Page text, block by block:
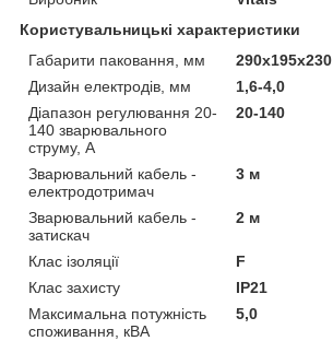
Користувальницькі характеристики
Габарити паковання, мм
290х195х230
Дизайн електродів, мм
1,6-4,0
Дiапазон регулювання 20-
140 зварювального
струму, А
20-140
Зварювальний кабель -
електродотримач
3 м
Зварювальний кабель -
затискач
2 м
Клас iзоляції
F
Клас захисту
IP21
Максимальна потужнiсть
споживання, кВА
5,0